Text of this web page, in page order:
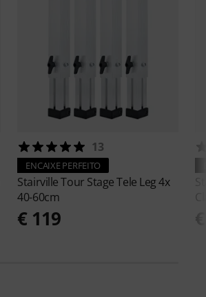
13
ENCAIXE PERFEITO
StairvilleTour Stage Tele Leg 4x
40-60cm
€ 119